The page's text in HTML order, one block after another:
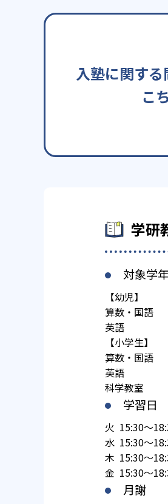
入塾に関す
こ
学研
対象学
【幼児】
算数・国語
英語
【小学生】
算数・国語
英語
科学教室
学習日
火 15:30～
水 15:30～
木 15:30～
金 15:30～
月謝